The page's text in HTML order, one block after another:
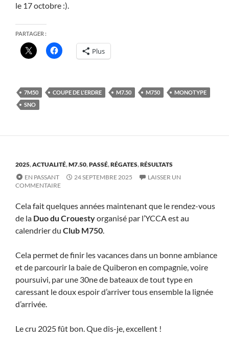
le 17 octobre :).
PARTAGER :
Plus
7M50 COUPE DE L'ERDRE M7.50 M750
MONOTYPE
SNO
2025,ACTUALITÉ,M7.50,PASSÉ,RÉGATES,RÉSULTATS
EN PASSANT
24 SEPTEMBRE 2025
LAISSER UN
COMMENTAIRE
Cela fait quelques années maintenant que le rendez-vous
de la Duo du Crouestyorganisé par l’YCCA est au
calendrier du Club M750.
Cela permet de finir les vacances dans un bonne ambiance
et de parcourir la baie de Quiberon en compagnie, voire
poursuivi, par une 30ne de bateaux de tout type en
caressant le doux espoir d’arriver tous ensemble la lignée
d’arrivée.
Le cru 2025 fût bon. Que dis-je, excellent !